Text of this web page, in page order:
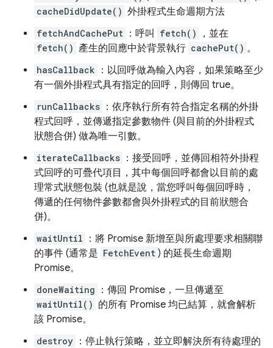
cacheDidUpdate() 外掛程式生命週期方法
fetchAndCachePut ：呼叫 fetch() ，並在
fetch() 產生的回應中於背景執行 cachePut() 。
hasCallback
：以回呼做為輸入內容，如果策略至少
有一個外掛程式具有指定的回呼，則傳回 true。
runCallbacks ：依序執行所有符合指定名稱的外掛
程式回呼，並傳遞指定參數物件 (與目前的外掛程式
狀態合併) 做為唯一引數。
iterateCallbacks ：接受回呼，並傳回相符外掛程
式回呼的可疊代項目，其中每個回呼都會以目前的處
理常式狀態包裝 (也就是說，當您呼叫每個回呼時，
傳遞的任何物件參數都會與外掛程式的目前狀態合
併)。
waitUntil
：將 Promise 新增至與所處理要求相關聯
的事件 (通常是 FetchEvent ) 的延長生命週期
Promise。
doneWaiting ：傳回 Promise，一旦傳遞至
waitUntil() 的所有 Promise 均已結算，就會解析
該 Promise。
destroy ：停止執行策略，並立即解決所有待處理的